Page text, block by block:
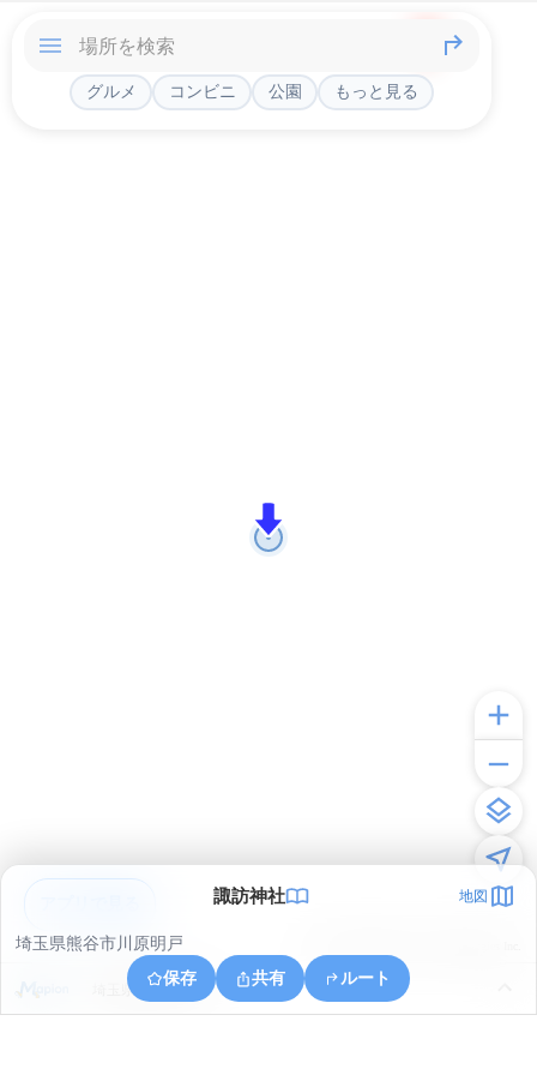
グルメ コンビニ 公園 もっと見る
諏訪神社 地図
埼玉県熊谷市川原明戸
保存
共有 ルート
埼玉県深谷市本田